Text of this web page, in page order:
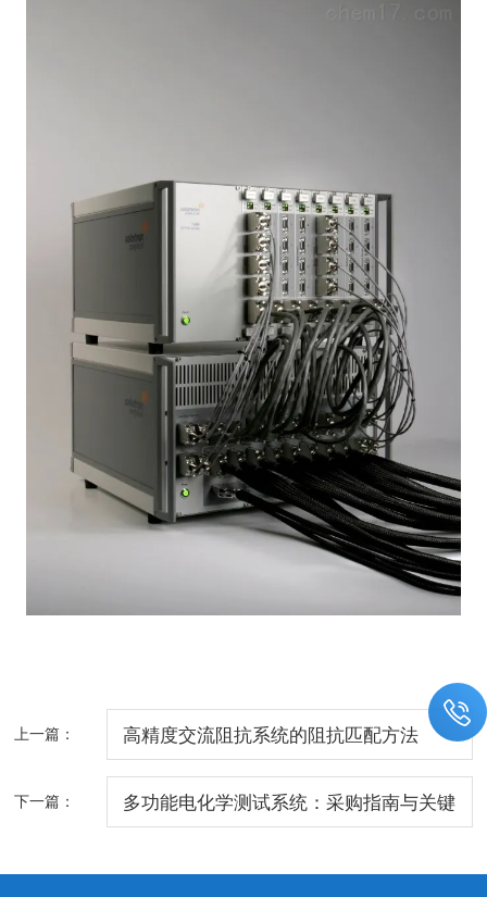
上一篇： 高精度交流阻抗系统的阻抗匹配方法
下一篇： 多功能电化学测试系统：采购指南与关键